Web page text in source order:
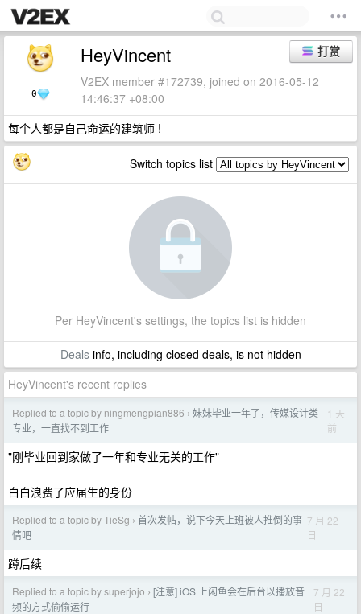
0
打赏
HeyVincent
V2EX member #172739, joined on 2016-05-12
14:46:37 +08:00
每个人都是自己命运的建筑师 !
Switch topics list
Per HeyVincent's settings, the topics list is hidden
Dealsinfo, including closed deals, is not hidden
HeyVincent's recent replies
Replied to a topic by ningmengpian886 › 妹妹毕业一年了，传媒设计类
专业，一直找不到工作
1 天
前
"刚毕业回到家做了一年和专业无关的工作"
----------
白白浪费了应届生的身份
Replied to a topic by TieSg › 首次发帖，说下今天上班被人推倒的事
情吧
7 月 22
日
蹲后续
Replied to a topic by superjojo › [注意] iOS 上闲鱼会在后台以播放音
频的方式偷偷运行
7 月 22
日